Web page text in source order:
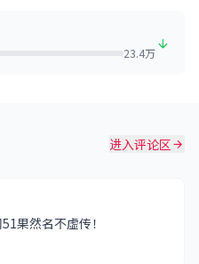
23.4万
进入评论区
果然名不虚传！